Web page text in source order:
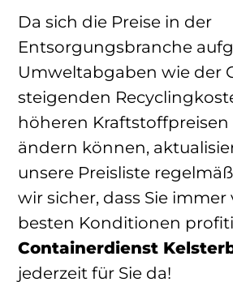
Da sich die Preise in der
Entsorgungsbranche
Umweltabgaben wie der
steigenden
höheren Kraftstoffpreisen
ändern können,
unsere Preisliste
wir sicher, dass Sie immer
besten Konditionen
Containerdienst
jederzeit für Sie da!